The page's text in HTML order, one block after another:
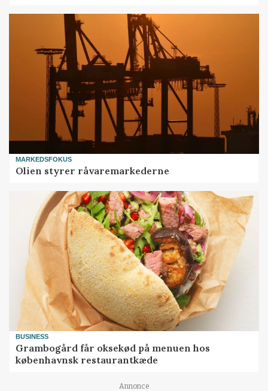
MARKEDSFOKUS
Olien styrer råvaremarkederne
BUSINESS
Grambogård får oksekød på menuen hos
københavnsk restaurantkæde
Annonce